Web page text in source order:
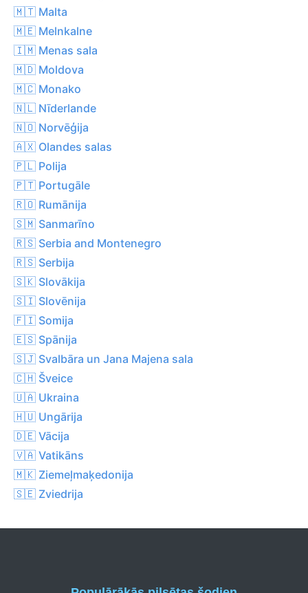
🇲🇹 Malta
🇲🇪 Melnkalne
🇮🇲 Menas sala
🇲🇩 Moldova
🇲🇨 Monako
🇳🇱 Nīderlande
🇳🇴 Norvēģija
🇦🇽 Olandes salas
🇵🇱 Polija
🇵🇹 Portugāle
🇷🇴 Rumānija
🇸🇲 Sanmarīno
🇷🇸 Serbia and Montenegro
🇷🇸 Serbija
🇸🇰 Slovākija
🇸🇮 Slovēnija
🇫🇮 Somija
🇪🇸 Spānija
🇸🇯 Svalbāra un Jana Majena sala
🇨🇭 Šveice
🇺🇦 Ukraina
🇭🇺 Ungārija
🇩🇪 Vācija
🇻🇦 Vatikāns
🇲🇰 Ziemeļmaķedonija
🇸🇪 Zviedrija